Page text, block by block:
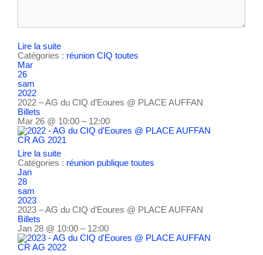
Lire la suite
Catégories : réunion CIQ toutes
Mar
26
sam
2022
2022 – AG du CIQ d’Eoures @ PLACE AUFFAN
Billets
Mar 26 @ 10:00 – 12:00
CR AG 2021
Lire la suite
Catégories : réunion publique toutes
Jan
28
sam
2023
2023 – AG du CIQ d’Eoures @ PLACE AUFFAN
Billets
Jan 28 @ 10:00 – 12:00
CR AG 2022